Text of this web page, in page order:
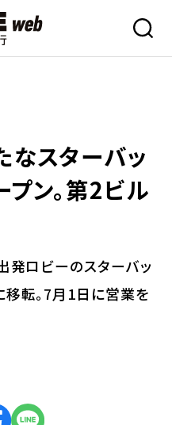
なスターバッ
ン。第2ビル
発ロビーのスターバッ
転。7月1日に営業を